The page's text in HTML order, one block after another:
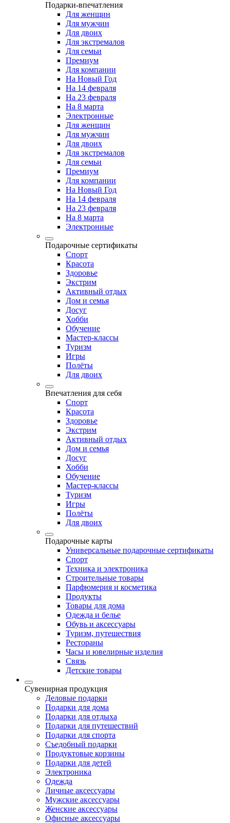
Подарки-впечатления
Для женщин
Для мужчин
Для двоих
Для экстремалов
Для семьи
Премиум
Для компании
На Новый Год
На 14 февраля
На 23 февраля
На 8 марта
Электронные
Для женщин
Для мужчин
Для двоих
Для экстремалов
Для семьи
Премиум
Для компании
На Новый Год
На 14 февраля
На 23 февраля
На 8 марта
Электронные
Подарочные сертификаты
Спорт
Красота
Здоровье
Экстрим
Активный отдых
Дом и семья
Досуг
Хобби
Обучение
Мастер-классы
Туризм
Игры
Полёты
Для двоих
Впечатления для себя
Спорт
Красота
Здоровье
Экстрим
Активный отдых
Дом и семья
Досуг
Хобби
Обучение
Мастер-классы
Туризм
Игры
Полёты
Для двоих
Подарочные карты
Универсальные подарочные сертификаты
Спорт
Техника и электроника
Строительные товары
Парфюмерия и косметика
Продукты
Товары для дома
Одежда и белье
Обувь и аксессуары
Туризм, путешествия
Рестораны
Часы и ювелирные изделия
Связь
Детские товары
Сувенирная продукция
Деловые подарки
Подарки для дома
Подарки для отдыха
Подарки для путешествий
Подарки для спорта
Съедобный подарки
Продуктовые корзины
Подарки для детей
Электроника
Одежда
Личные аксессуары
Мужские аксессуары
Женские аксессуары
Офисные аксессуары